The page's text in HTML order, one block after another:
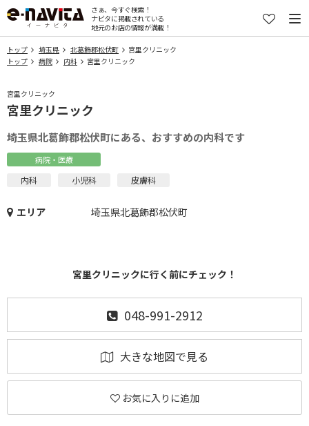
さぁ、今すぐ検索！
ナビタに掲載されている
地元のお店の情報が満載！
トップ 埼玉県 北葛飾郡松伏町
宮里クリニック
トップ
病院 内科 宮里クリニック
宮里クリニック
宮里クリニック
埼玉県北葛飾郡松伏町にある、おすすめの内科です
病院・医療
内科 小児科 皮膚科
エリア 埼玉県北葛飾郡松伏町
宮里クリニックに行く前にチェック！
048-991-2912
大きな地図で見る
お気に入りに追加